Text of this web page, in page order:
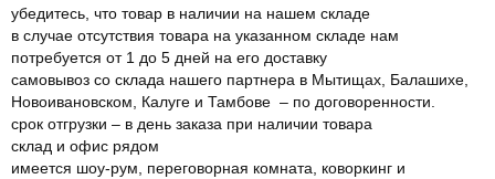
убедитесь, что товар в наличии на нашем складе
в случае отсутствия товара на указанном складе нам
потребуется от 1 до 5 дней на его доставку
самовывоз со склада нашего партнера в Мытищах, Балашихе,
Новоивановском, Калуге и Тамбове – по договоренности.
срок отгрузки – в день заказа при наличии товара
склад и офис рядом
имеется шоу-рум, переговорная комната, коворкинг и